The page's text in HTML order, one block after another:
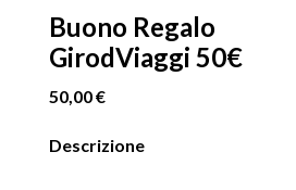
Buono Regalo
GirodViaggi 50€
50,00€
Descrizione